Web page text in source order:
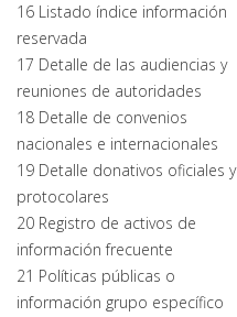
16 Listado índice información
reservada
17 Detalle de las audiencias y
reuniones de autoridades
18 Detalle de convenios
nacionales e internacionales
19 Detalle donativos oficiales y
protocolares
20 Registro de activos de
información frecuente
21 Políticas públicas o
información grupo específico